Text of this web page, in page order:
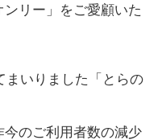
ンリー」をご愛顧いた
まいりました「とらの
のご利用者数の減少